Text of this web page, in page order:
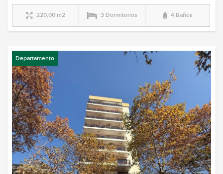
220,00 m2 3 Dormitorios 4 Baños
Departamento